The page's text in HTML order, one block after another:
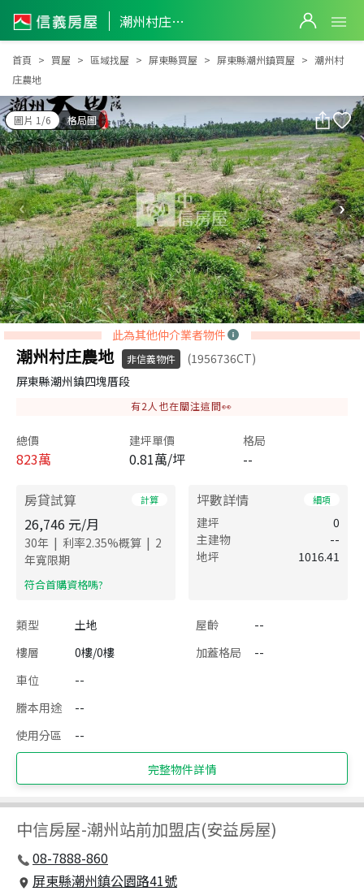
潮州村庄農地
潮州村庄農地
首頁 買屋 區域找屋 屏東縣買屋 屏東縣潮州鎮買屋
潮州村
庄農地
圖片 1/6 格局圖
此為其他仲介業者物件
潮州村庄農地 非信義物件
(1956736CT)
屏東縣潮州鎮四塊厝段
有2 人也在關注這間👀
總價
823萬
建坪單價
0.81萬/坪
格局
--
房貸試算 計算
26,746 元/月
30年 | 利率2.35%概算 | 2
年寬限期
​符合首購資格嗎?
坪數詳情 細項
建坪
0
主建物
--
地坪
1016.41
類型 土地 屋齡
--
樓層
0樓/0樓 加蓋格局
--
車位
--
謄本用途
--
使用分區
--
完整物件詳情
中信房屋-潮州站前加盟店(安益房屋)
08-7888-860
屏東縣潮州鎮公園路41號